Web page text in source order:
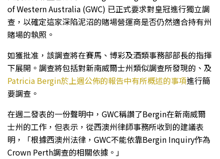
of Western Australia (GWC) 已正式要求對皇冠進行獨立調
查，以確定這家深陷泥沼的賭場營運商是否仍然適合持有州
賭場的執照。
如獲批准，該調查將在賽馬、博彩及酒類事務部部長的指揮
下展開。調查將包括對新南威爾士州類似調查所發現的、及
Patricia Bergin於上週公佈的報告中有所概述的事項進行簡
要調查。
在週二發表的一份聲明中，GWC稱讚了Bergin在新南威爾
士州的工作，但表示，從西澳州律師事務所收到的建議表
明，「根據西澳州法律，GWC不能依靠Bergin Inquiry作為
Crown Perth調查的相關依據。」